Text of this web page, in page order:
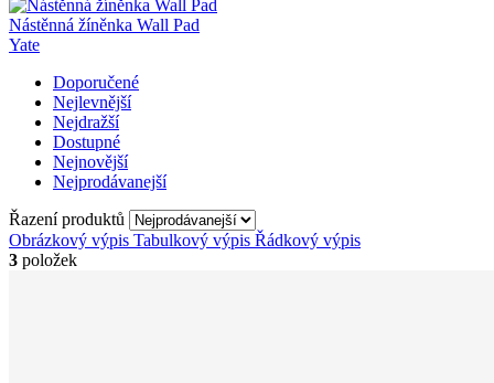
Nástěnná žíněnka Wall Pad
Yate
Doporučené
Nejlevnější
Nejdražší
Dostupné
Nejnovější
Nejprodávanejší
Řazení produktů
Obrázkový výpis Tabulkový výpis Řádkový výpis
3 položek